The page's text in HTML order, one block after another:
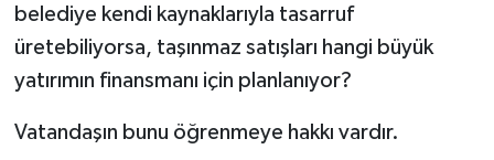
belediye kendi kaynaklarıyla tasarruf
üretebiliyorsa, taşınmaz satışları hangi büyük
yatırımın finansmanı için planlanıyor?
Vatandaşın bunu öğrenmeye hakkı vardır.